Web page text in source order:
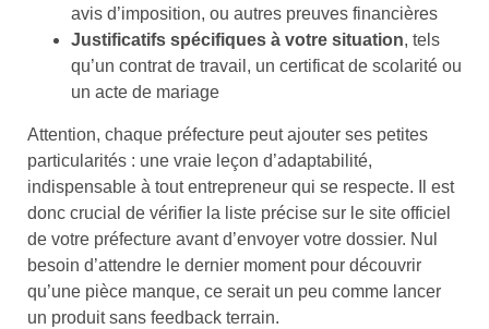
avis d’imposition, ou autres preuves financières
Justificatifs spécifiques à votre situation, tels
qu’un contrat de travail, un certificat de scolarité ou
un acte de mariage
Attention, chaque préfecture peut ajouter ses petites
particularités : une vraie leçon d’adaptabilité,
indispensable à tout entrepreneur qui se respecte. Il est
donc crucial de vérifier la liste précise sur le site officiel
de votre préfecture avant d’envoyer votre dossier. Nul
besoin d’attendre le dernier moment pour découvrir
qu’une pièce manque, ce serait un peu comme lancer
un produit sans feedback terrain.